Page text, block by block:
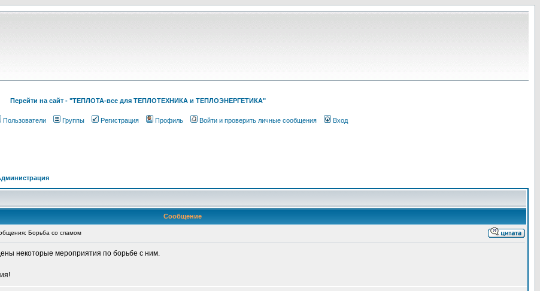
Перейти на cайт - "ТЕПЛОТА-все для ТЕПЛОТЕХНИКА и ТЕПЛОЭНЕРГЕТИКА"
Пользователи Группы Регистрация Профиль Войти и проверить личные сообщения Вход
Сообщение
Борьба со спамом
некоторые мероприятия по борьбе с ним.